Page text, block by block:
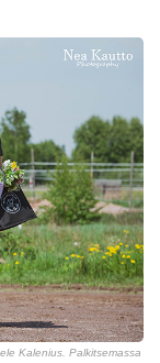
Kalenius. Palkitsemassa